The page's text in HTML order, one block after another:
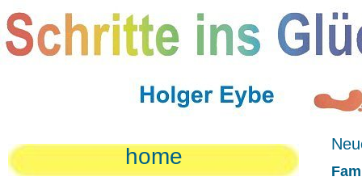
home